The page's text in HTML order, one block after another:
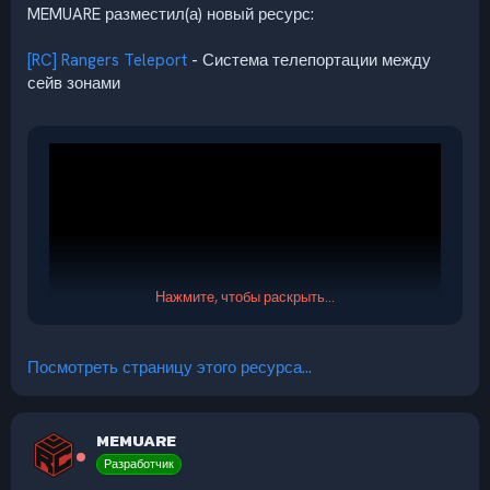
MEMUARE разместил(а) новый ресурс:
[RC] Rangers Teleport - Система телепортации между
сейв зонами
Плагин Ranger добавляет специальных NPC во все
Нажмите, чтобы раскрыть...
Посмотреть страницу этого ресурса...
MEMUARE
Разработчик